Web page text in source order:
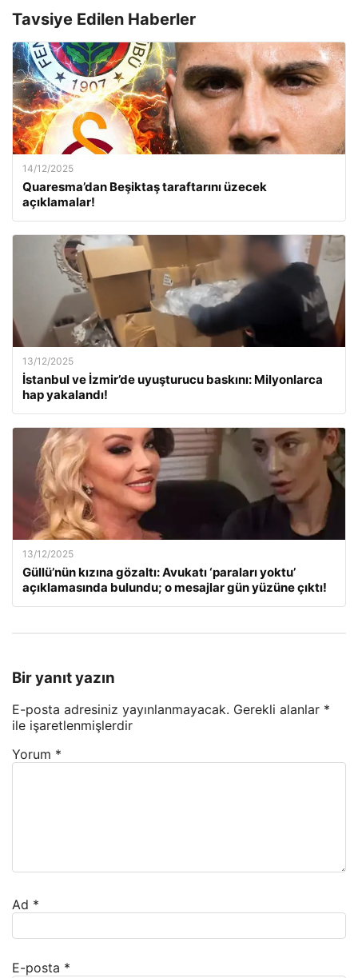
Tavsiye Edilen Haberler
14/12/2025
Quaresma’dan Beşiktaş taraftarını üzecek
açıklamalar!
13/12/2025
İstanbul ve İzmir’de uyuşturucu baskını: Milyonlarca
hap yakalandı!
13/12/2025
Güllü’nün kızına gözaltı: Avukatı ‘paraları yoktu’
açıklamasında bulundu; o mesajlar gün yüzüne çıktı!
Bir yanıt yazın
E-posta adresiniz yayınlanmayacak. Gerekli alanlar *
ile işaretlenmişlerdir
Yorum *
Ad *
E-posta *